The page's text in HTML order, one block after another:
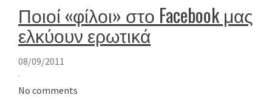
Ποιοί «φίλοι» στο Facebook μας
ελκύουν ερωτικά
08/09/2011
·
No comments